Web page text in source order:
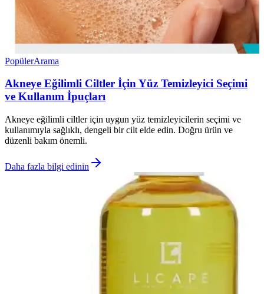
PopülerArama
Akneye Eğilimli Ciltler İçin Yüz Temizleyici Seçimi
ve Kullanım İpuçları
Akneye eğilimli ciltler için uygun yüz temizleyicilerin seçimi ve
kullanımıyla sağlıklı, dengeli bir cilt elde edin. Doğru ürün ve
düzenli bakım önemli.
Daha fazla bilgi edinin